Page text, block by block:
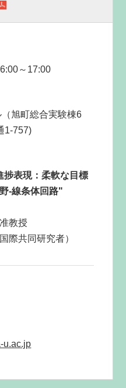
～17:00
旭町総合実験棟6
1-757)
捗表現：柔軟な目標
‐線条体回路
教授
際共同研究者）
u.ac.jp